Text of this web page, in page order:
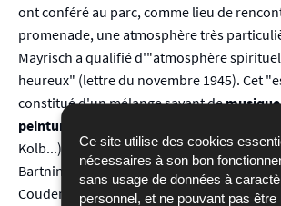
Ce site utilise des cookies
nécessaires à son bon
sans usage de données à
personnel, et ne pouvant pas être
ont conféré au parc, comme lieu de
promenade, une atmosphère très
Mayrisch a qualifié d'"atmosphère
heureux" (lettre du novembre 1945). Cet
constitué d'un mélange savant demusique
peinture
(A.
Kolb...), desculpture(Despiau), d'
Bartning, O. van Rysselberghe) et de
Coudenhove-Kalergi), est en partie